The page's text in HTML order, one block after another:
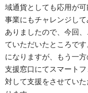
域通貨としても応用が
事業にもチャレンジし
ありましたので、今回
ていただいたところで
になりますが、もう一
支援窓口にてスマート
対して支援をさせてい